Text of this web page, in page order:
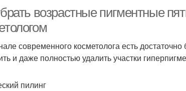
возрастные пигментные
современного косметолога есть
и даже полностью удалить участки
пилинг